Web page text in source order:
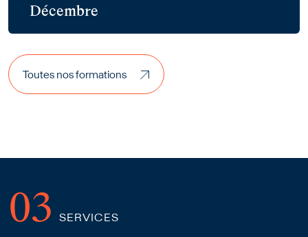
Décembre
Toutes nos formations
Toutes nos formations
SERVICES